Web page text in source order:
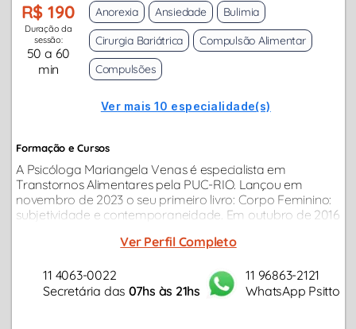
R$ 190
Duração da
sessão:
50 a 60
min
Anorexia Ansiedade
Bulimia
Cirurgia Bariátrica
Compulsão Alimentar
Compulsões
Ver mais 10 especialidade(s)
Formação e Cursos
A Psicóloga Mariangela Venas é especialista em
Transtornos Alimentares pela PUC-RIO. Lançou em
novembro de 2023 o seu primeiro livro: Corpo Feminino:
subjetividade e contemporaneidade. Em outubro de 2016
desenvolvimento humano...Ver Perfil Completo
11 4063-0022
Secretária das 07hs às 21hs
11 96863-2121
WhatsApp Psitto